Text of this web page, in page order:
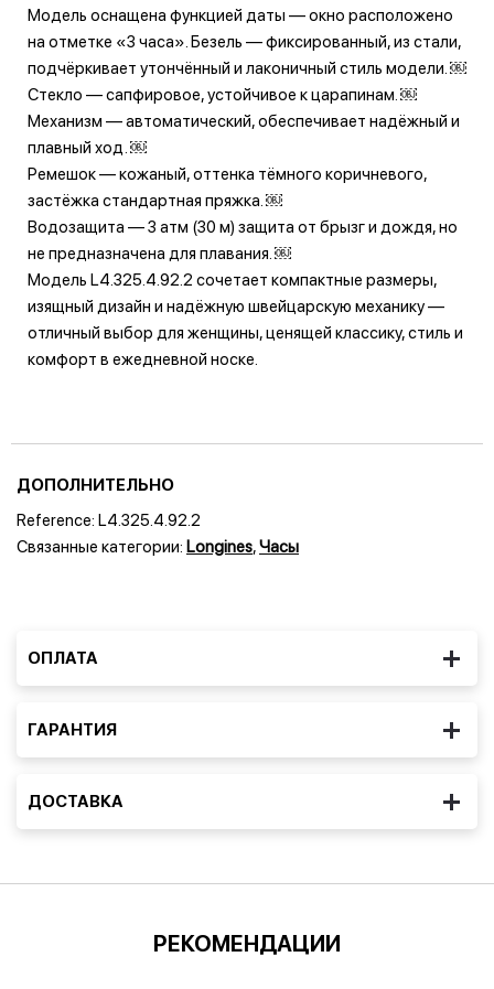
Модель оснащена функцией даты — окно расположено
на отметке «3 часа». Безель — фиксированный, из стали,
подчёркивает утончённый и лаконичный стиль модели. ￼
Стекло — сапфировое, устойчивое к царапинам. ￼
Механизм — автоматический, обеспечивает надёжный и
плавный ход. ￼
Ремешок — кожаный, оттенка тёмного коричневого,
застёжка стандартная пряжка. ￼
Водозащита — 3 атм (30 м) защита от брызг и дождя, но
не предназначена для плавания. ￼
Модель L4.325.4.92.2 сочетает компактные размеры,
изящный дизайн и надёжную швейцарскую механику —
отличный выбор для женщины, ценящей классику, стиль и
комфорт в ежедневной носке.
ДОПОЛНИТЕЛЬНО
Reference: L4.325.4.92.2
Связанные категории: Longines,Часы
ОПЛАТА
ГАРАНТИЯ
ДОСТАВКА
РЕКОМЕНДАЦИИ